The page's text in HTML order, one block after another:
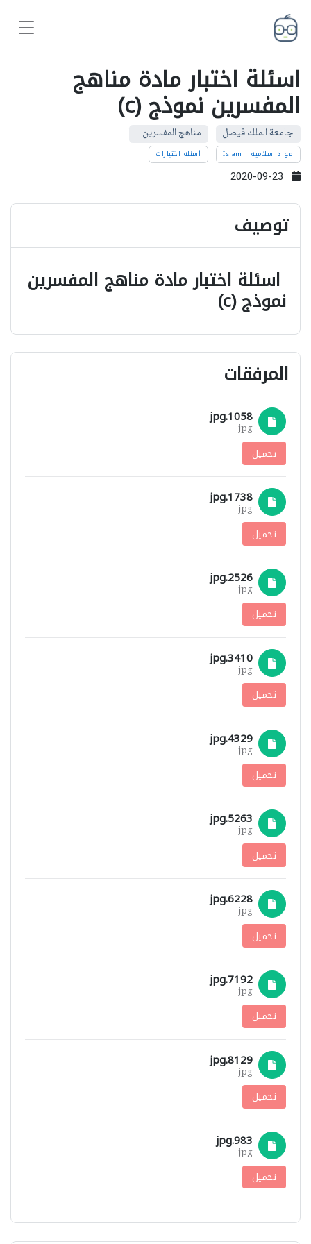
اسئلة اختبار مادة مناهج
المفسرين نموذج (c)
جامعة الملك فيصل مناهج المفسرين -
مواد اسلامية | Islam أسئلة اختبارات
توصيف
اسئلة اختبار مادة مناهج المفسرين
نموذج (c)
المرفقات
1058.jpg
jpg
تحميل
1738.jpg
jpg
تحميل
2526.jpg
jpg
تحميل
3410.jpg
jpg
تحميل
4329.jpg
jpg
تحميل
5263.jpg
jpg
تحميل
6228.jpg
jpg
تحميل
7192.jpg
jpg
تحميل
8129.jpg
jpg
تحميل
983.jpg
jpg
تحميل